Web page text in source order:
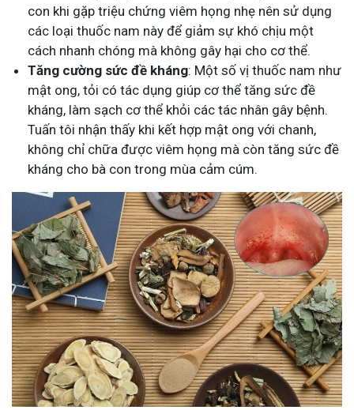
con khi gặp triệu chứng viêm họng nhẹ nên sử dụng
các loại thuốc nam này để giảm sự khó chịu một
cách nhanh chóng mà không gây hại cho cơ thể.
Tăng cường sức đề kháng: Một số vị thuốc nam như
mật ong, tỏi có tác dụng giúp cơ thể tăng sức đề
kháng, làm sạch cơ thể khỏi các tác nhân gây bệnh.
Tuấn tôi nhận thấy khi kết hợp mật ong với chanh,
không chỉ chữa được viêm họng mà còn tăng sức đề
kháng cho bà con trong mùa cảm cúm.